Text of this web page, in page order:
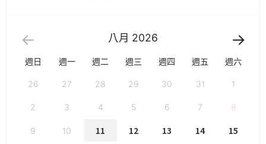
八月 2026
週日 週一 週二 週三 週四 週五 週六
26 27 28 29 30 31 1
2 3 4 5 6 7 8
9 10 11 12 13 14 15